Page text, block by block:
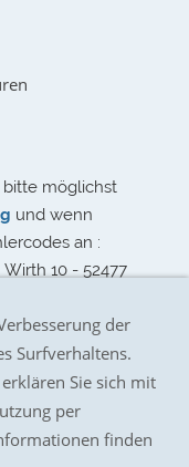
bitte möglichst
und wenn
an :
10 - 52477
der
Surfverhaltens.
Sie sich mit
per
finden